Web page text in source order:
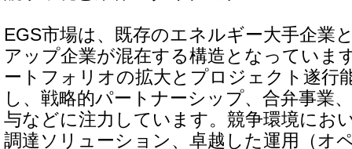
EGS市場は、既存のエネルギー大手企業
アップ企業が混在する構造となっていま
ートフォリオの拡大とプロジェクト遂行
し、戦略的パートナーシップ、合弁事業
与などに注力しています。競争環境にお
調達ソリューション、卓越した運用（オ